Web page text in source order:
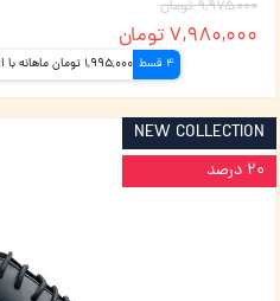
۹,۹۷۵,۰۰۰ تومان
۷,۹۸۰,۰۰۰ تومان
4 قسط 1,995,000 تومان ماهانه با اسنپ‌پی (بدون کارمزد)
NEW COLLECTION
۲۰ درصد